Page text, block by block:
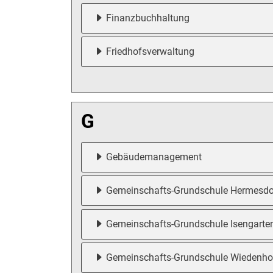
Finanzbuchhaltung
Friedhofsverwaltung
G
Gebäudemanagement
Gemeinschafts-Grundschule
Gemeinschafts-Grundschule
Gemeinschafts-Grundschule